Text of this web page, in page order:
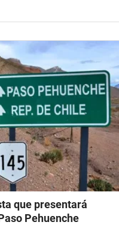
que presentará
Pehuenche